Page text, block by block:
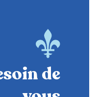
de